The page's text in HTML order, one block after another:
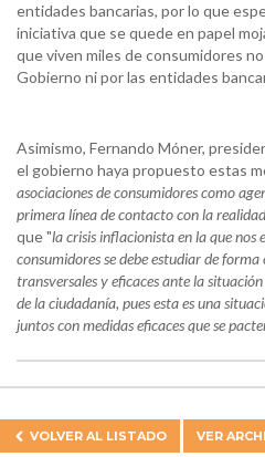
entidades bancarias, por lo que
iniciativa que se quede en papel
que viven miles de consumidores
Gobierno ni por las entidades
Asimismo, Fernando Móner,
el gobierno haya propuesto estas
asociaciones de consumidores como
primera línea de contacto con la
que "la crisis inflacionista en la que nos
consumidores se debe estudiar de
transversales y eficaces ante la
de la ciudadanía, pues esta es una
juntos con medidas eficaces que se
VOLVER AL LISTADO VER